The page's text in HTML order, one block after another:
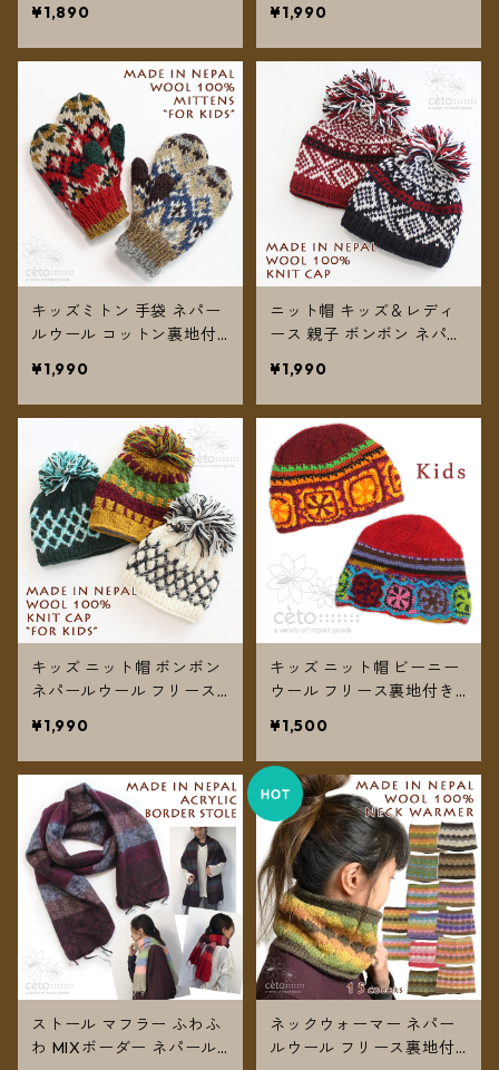
【メール便送料無料】
¥1,890
カラー 【メール便送料無
料】
¥1,990
キッズミトン 手袋 ネパー
ルウール コットン裏地付
料無料】
¥1,990
ニット帽 キッズ＆レディ
ース 親子 ボンボン ネパー
き 【メール便送料無料】
¥1,990
キッズ ニット帽 ボンボン
ネパールウール フリース
【メール便送料無料】
¥1,990
キッズ ニット帽 ビーニー
ウール フリース裏地付き
無料】
¥1,500
ストール マフラー ふわふ
わ MIXボーダー ネパール
ネックウォーマー ネパー
ルウール フリース裏地付